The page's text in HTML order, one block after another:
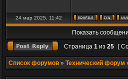
24 мар 2025, 11:42
Показать
Страница 1 из 25 [
Список форумов » Технический форум